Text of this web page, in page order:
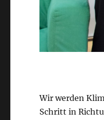
Wir werden
Schritt in